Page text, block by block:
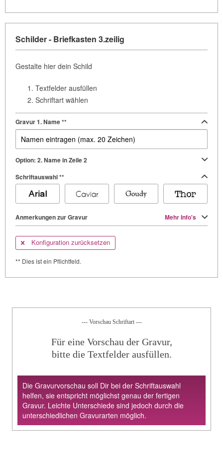
Schilder - Briefkasten 3.zeilig
Gestalte hier dein Schild
Textfelder ausfüllen
Schriftart wählen
Gravur 1. Name **
Option: 2. Name in Zeile 2
Schriftauswahl **
Anmerkungen zur Gravur Mehr Info's
Konfiguration zurücksetzen
** Dies ist ein Pflichtfeld.
--- Vorschau Schriftart ---
Für eine Vorschau der Gravur,
bitte die Textfelder ausfüllen.
Die Gravurvorschau soll Dir bei der Schriftauswahl
helfen, sie entspricht möglichst genau der fertigen
Gravur. Leichte Unterschiede sind jedoch durch die
unterschiedlichen Gravurarten möglich.